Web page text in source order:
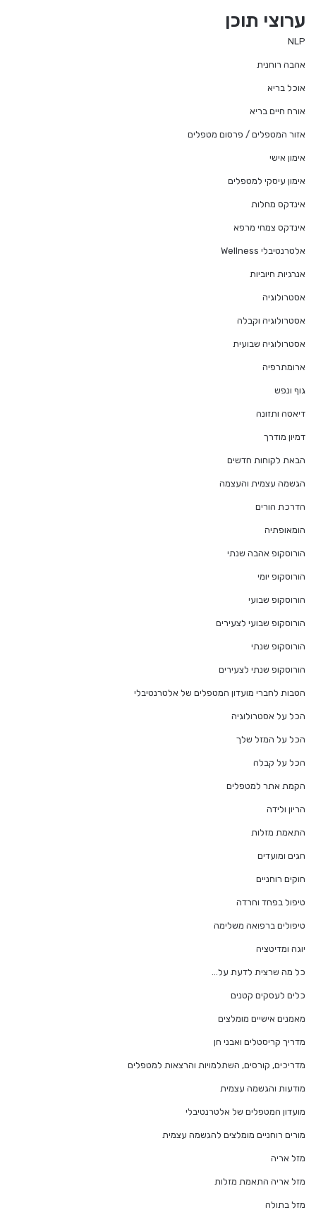
ערוצי תוכן
NLP
אהבה רוחנית
אוכל בריא
אורח חיים בריא
אזור המטפלים / פרסום מטפלים
אימון אישי
אימון עיסקי למטפלים
אינדקס מחלות
אינדקס צמחי מרפא
אלטרנטיבלי Wellness
אנרגיות חיוביות
אסטרולוגיה
אסטרולוגיה וקבלה
אסטרולוגיה שבועית
ארומתרפיה
גוף ונפש
דיאטה ותזונה
דמיון מודרך
הבאת לקוחות חדשים
הגשמה עצמית והעצמה
הדרכת הורים
הומאופתיה
הורוסקופ אהבה שנתי
הורוסקופ יומי
הורוסקופ שבועי
הורוסקופ שבועי לצעירים
הורוסקופ שנתי
הורוסקופ שנתי לצעירים
הטבות לחברי מועדון המטפלים של אלטרנטיבלי
הכל על אסטרולוגיה
הכל על המזל שלך
הכל על קבלה
הקמת אתר למטפלים
הריון ולידה
התאמת מזלות
חגים ומועדים
חוקים רוחניים
טיפול בפחד וחרדה
טיפולים ברפואה משלימה
יוגה ומדיטציה
כל מה שרצית לדעת על…
כלים לעסקים קטנים
מאמנים אישיים מומלצים
מדריך קריסטלים ואבני חן
מדריכים, קורסים, השתלמויות והרצאות למטפלים
מודעות והגשמה עצמית
מועדון המטפלים של אלטרנטיבלי
מורים רוחניים מומלצים להגשמה עצמית
מזל אריה
מזל אריה התאמת מזלות
מזל בתולה